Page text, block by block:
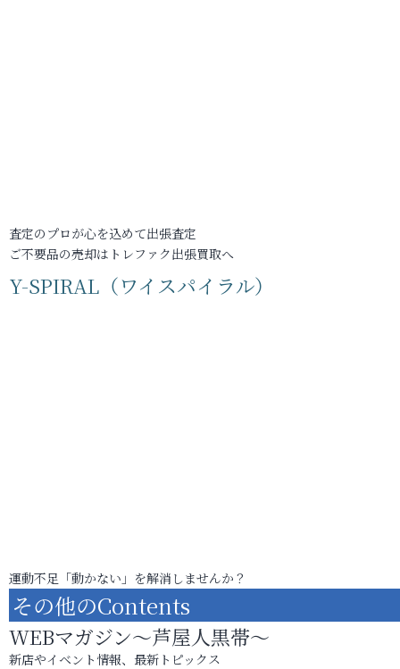
査定のプロが心を込めて出張査定
ご不要品の売却はトレファク出張買取へ
Y-SPIRAL（ワイスパイラル）
運動不足「動かない」を解消しませんか？
その他のContents
WEBマガジン～芦屋人黒帯～
新店やイベント情報、最新トピックス